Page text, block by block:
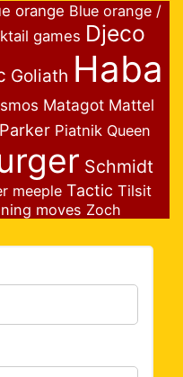
orange Blue orange /
games Djeco
Goliath Haba
Matagot Mattel
Parker Piatnik Queen
Schmidt
meeple Tactic Tilsit
moves Zoch